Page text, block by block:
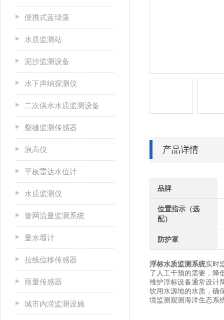
便携式蓝绿藻
水质监测站
泥沙监测设备
水下声纳探测仪
二次供水水质监测设备
裂缝监测传感器
浪高仪
平板雷达水位计
水质监测仪
管网流量监测系统
量水堰计
拉线位移传感器
雨量传感器
城市内涝监测设施
产品详情
品牌
位置指示（选
配）
防护罩
浮标水质监测系统实时
了人工干预的需要，降
维护浮标设备通常设计
饮用水源地的水质，确
境监测观测海洋生态系